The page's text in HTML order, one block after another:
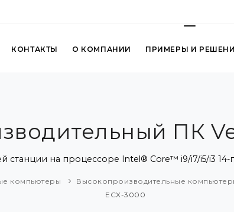
КОНТАКТЫ О КОМПАНИИ ПРИМЕРЫ И
ПК
станции на процессоре Intel® Core™ i9/i7/i5/i3 14-
компьютеры Высокопроизводительные
ECX-3000